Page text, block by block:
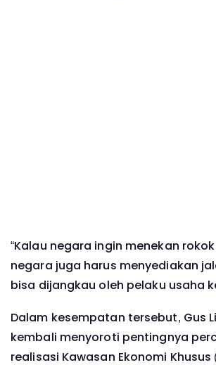
“Kalau negara ingin menekan
negara juga harus menyediakan
bisa dijangkau oleh pelaku usaha
Dalam kesempatan tersebut, Gus
kembali menyoroti pentingnya
realisasi Kawasan Ekonomi Khusus